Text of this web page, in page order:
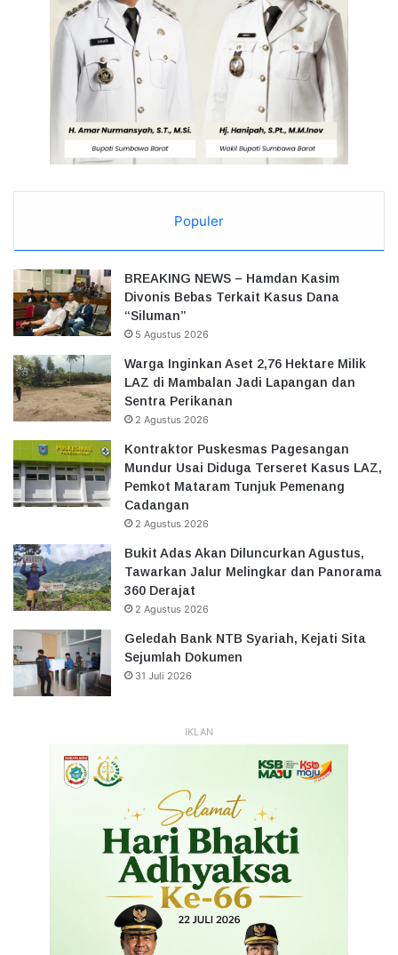
Populer
BREAKING NEWS – Hamdan Kasim
Divonis Bebas Terkait Kasus Dana
“Siluman”
5 Agustus 2026
Warga Inginkan Aset 2,76 Hektare Milik
LAZ di Mambalan Jadi Lapangan dan
Sentra Perikanan
2 Agustus 2026
Kontraktor Puskesmas Pagesangan
Mundur Usai Diduga Terseret Kasus LAZ,
Pemkot Mataram Tunjuk Pemenang
Cadangan
2 Agustus 2026
Bukit Adas Akan Diluncurkan Agustus,
Tawarkan Jalur Melingkar dan Panorama
360 Derajat
2 Agustus 2026
Geledah Bank NTB Syariah, Kejati Sita
Sejumlah Dokumen
31 Juli 2026
IKLAN